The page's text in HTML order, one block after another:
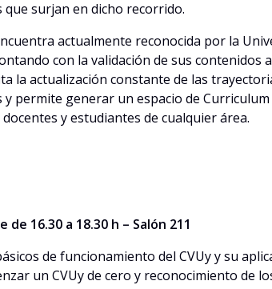
surjan en dicho recorrido.
actualmente reconocida por la
con la validación de sus contenidos
la actualización constante de las
y permite generar un espacio de
y estudiantes de cualquier área.
de 16.30 a 18.30 h – Salón 211
de funcionamiento del CVUy y su
un CVUy de cero y reconocimiento de